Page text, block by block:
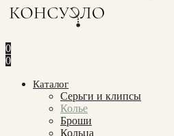
0
0
Каталог
Cерьги и клипсы
Колье
Броши
Кольца